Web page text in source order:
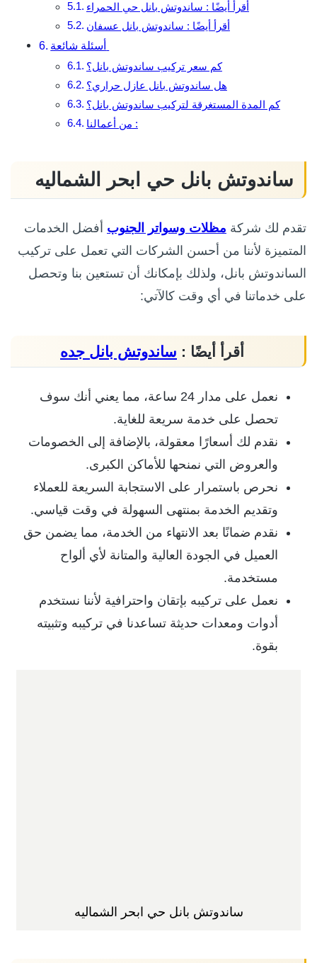
أقرأ أيضًا : ساندوتش بانل حي الحمراء
أقرأ أيضًا : ساندوتش بانل عسفان
كم سعر تركيب ساندوتش بانل؟
هل ساندوتش بانل عازل حراري؟
كم المدة المستغرقة لتركيب ساندوتش بانل؟
من أعمالنا :
ساندوتش بانل حي ابحر الشماليه
تقدم لك شركة مظلات وسواتر الجنوب أفضل الخدمات
المتميزة لأننا من أحسن الشركات التي تعمل على تركيب
الساندوتش بانل، ولذلك بإمكانك أن تستعين بنا وتحصل
على خدماتنا في أي وقت كالآتي:
أقرأ أيضًا : ساندوتش بانل جده
نعمل على مدار 24 ساعة، مما يعني أنك سوف
تحصل على خدمة سريعة للغاية.
نقدم لك أسعارًا معقولة، بالإضافة إلى الخصومات
والعروض التي نمنحها للأماكن الكبرى.
نحرص باستمرار على الاستجابة السريعة للعملاء
وتقديم الخدمة بمنتهى السهولة في وقت قياسي.
نقدم ضمانًا بعد الانتهاء من الخدمة، مما يضمن حق
العميل في الجودة العالية والمتانة لأي ألواح
مستخدمة.
نعمل على تركيبه بإتقان واحترافية لأننا نستخدم
أدوات ومعدات حديثة تساعدنا في تركيبه وتثبيته
بقوة.
ساندوتش بانل حي ابحر الشماليه